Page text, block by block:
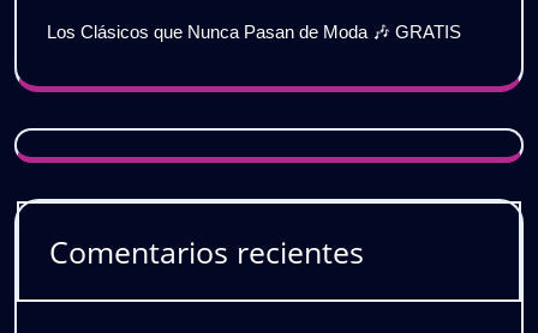
Los Clásicos que Nunca Pasan de Moda 🎶 GRATIS
Comentarios recientes